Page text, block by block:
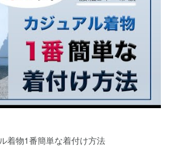
着物1番簡単な着付け方法